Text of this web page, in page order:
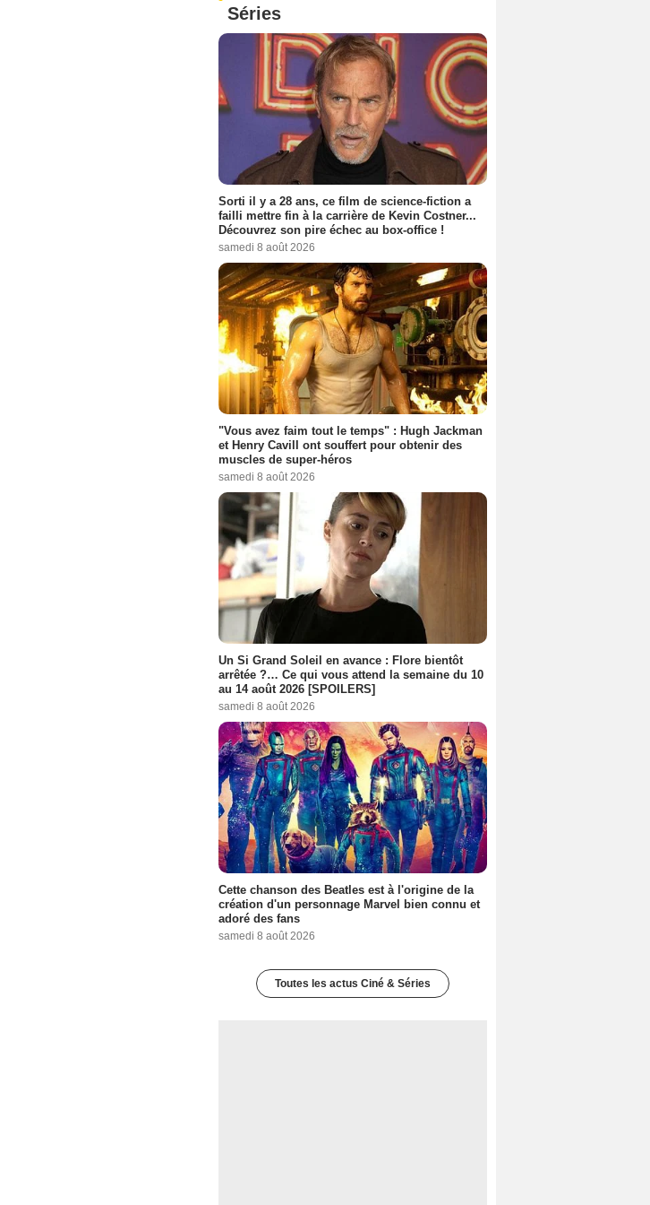
Séries
Sorti il y a 28 ans, ce film de science-fiction a
failli mettre fin à la carrière de Kevin Costner...
Découvrez son pire échec au box-office !
samedi 8 août 2026
"Vous avez faim tout le temps" : Hugh Jackman
et Henry Cavill ont souffert pour obtenir des
muscles de super-héros
samedi 8 août 2026
Un Si Grand Soleil en avance : Flore bientôt
arrêtée ?… Ce qui vous attend la semaine du 10
au 14 août 2026 [SPOILERS]
samedi 8 août 2026
Cette chanson des Beatles est à l'origine de la
création d'un personnage Marvel bien connu et
adoré des fans
samedi 8 août 2026
Toutes les actus Ciné & Séries